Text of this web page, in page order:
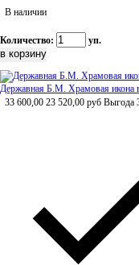
В наличии
Количество: уп.
Державная Б.М. Храмовая икона
33 600,00 23 520,00 руб Выгода